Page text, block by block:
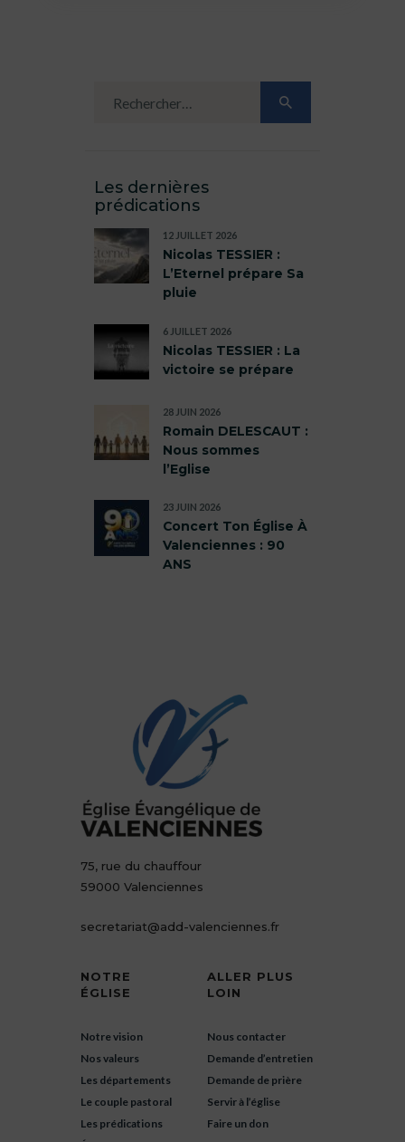
Les dernières
prédications
Nicolas TESSIER :
L’Eternel prépare Sa
pluie
12 JUILLET 2026
Nicolas TESSIER : La
victoire se prépare
6 JUILLET 2026
Romain DELESCAUT :
Nous sommes
l’Eglise
28 JUIN 2026
Concert Ton Église À
Valenciennes : 90
ANS
23 JUIN 2026
75, rue du chauffour
59000 Valenciennes
secretariat@add-valenciennes.fr
NOTRE
ÉGLISE
Notre vision
Nos valeurs
Les départements
Le couple pastoral
Les prédications
ALLER PLUS
LOIN
Nous contacter
Demande d’entretien
Demande de prière
Servir à l’église
Faire un don